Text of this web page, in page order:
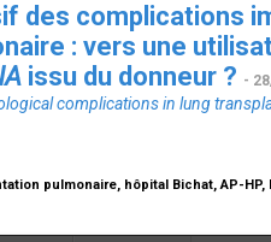
des complications
: vers une
issu du donneur ? -
complications in lung
pulmonaire, hôpital Bichat, AP-HP,